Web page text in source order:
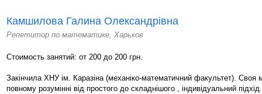
Камшилова Галина Олександрівна
Репетитор по математике, Харьков
Стоимость занятий: от 200 до 200 грн.
Закінчила ХНУ ім. Каразіна (механіко-математичний факультет). Своя
повному розумінні від простого до складнішого , індивідуальний